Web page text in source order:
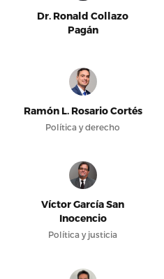
Dr. Ronald Collazo
Pagán
Ramón L. Rosario Cortés
Política y derecho
Víctor García San
Inocencio
Política y justicia